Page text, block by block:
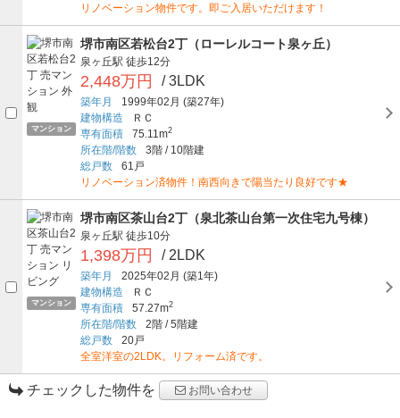
リノベーション物件です。即ご入居いただけます！
マンション
堺市南区若松台2丁（ローレルコート泉ヶ丘）
泉ヶ丘駅 徒歩12分
2,448万円 / 3LDK
築年月 1999年02月 (築27年)
建物構造
ＲＣ
専有面積
75.11m2
所在階/階数 3階 /10階建
総戸数
61戸
リノベーション済物件！南西向きで陽当たり良好です★
マンション
堺市南区茶山台2丁（泉北茶山台第一次住宅九号棟）
泉ヶ丘駅 徒歩10分
1,398万円 / 2LDK
築年月 2025年02月 (築1年)
建物構造
ＲＣ
専有面積
57.27m2
所在階/階数 2階 /5階建
総戸数
20戸
全室洋室の2LDK。リフォーム済です。
チェックした物件を お問い合わせ